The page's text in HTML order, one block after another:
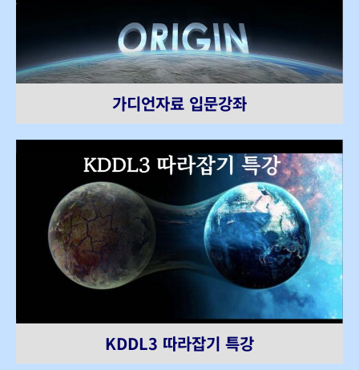
가디언자료 입문강좌
KDDL3 따라잡기 특강